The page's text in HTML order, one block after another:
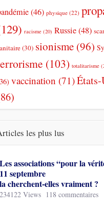
(46) physique (22)
racisme (20) Russie(48)
(30) sionisme (96)
(103) totalitarisme
vaccination (71)
les plus lus
Les associations “pour la
11 septembre
la cherchent-elles vraiment ?
234122 Views 118 commentaires